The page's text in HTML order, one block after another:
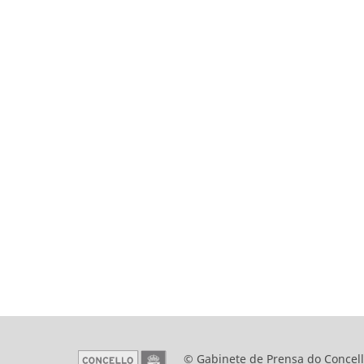
© Gabinete de Prensa do